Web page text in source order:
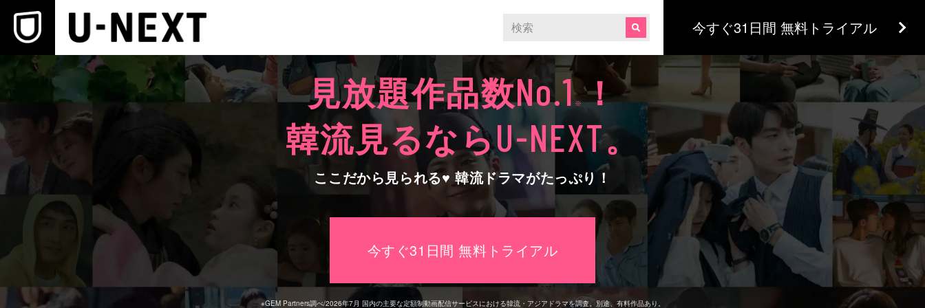
今すぐ31日間 無料トライアル
見放題作品数No.1※！
韓流見るならU-NEXT。
ここだから見られる♥ 韓流ドラマがたっぷり！
今すぐ31日間 無料トライアル
※GEM Partners調べ/2026年7⽉ 国内の主要な定額制動画配信サービスにおける韓流・アジアドラマを調査。別途、有料作品あり。